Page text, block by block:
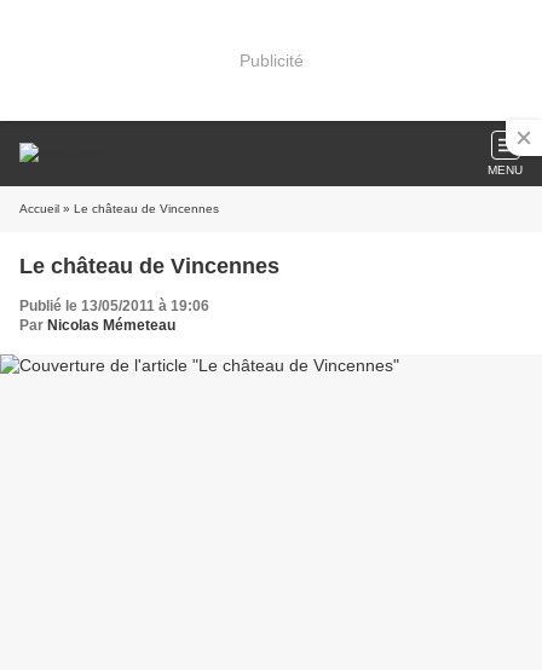
Publicité
MENU
Accueil » Le château de Vincennes
Le château de Vincennes
Publié le 13/05/2011 à 19:06
Par Nicolas Mémeteau